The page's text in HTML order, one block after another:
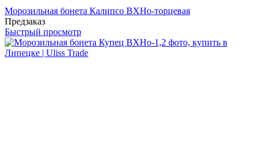
Морозильная бонета Калипсо ВХНо-торцевая
Предзаказ
Быстрый просмотр